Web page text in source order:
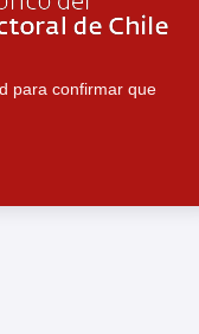
para confirmar que